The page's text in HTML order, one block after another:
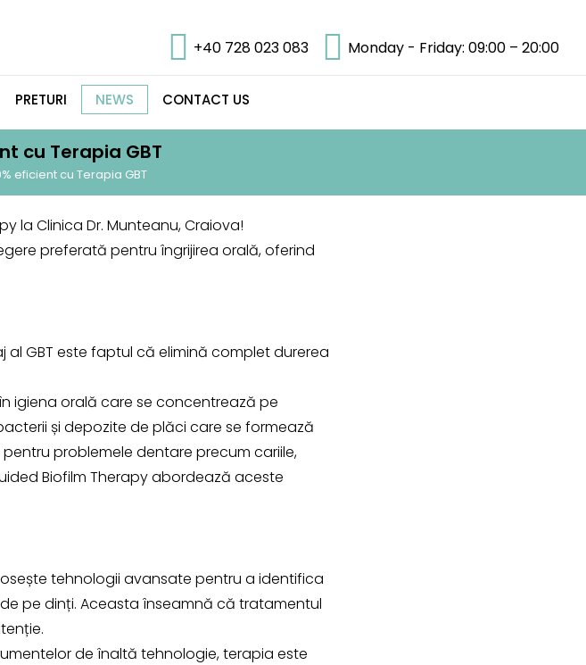
+40 728 023 083 Monday - Friday: 09:00 – 20:00
PRETURI NEWS CONTACT US
cu Terapia GBT
eficient cu Terapia GBT
la Clinica Dr. Munteanu, Craiova!
preferată pentru îngrijirea orală, oferind
GBT este faptul că elimină complet durerea
igiena orală care se concentrează pe
și depozite de plăci care se formează
problemele dentare precum cariile,
Biofilm Therapy abordează aceste
tehnologii avansate pentru a identifica
pe dinți. Aceasta înseamnă că tratamentul
de înaltă tehnologie, terapia este